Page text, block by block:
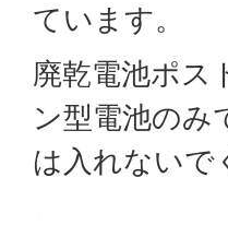
ています。
廃乾電池ポス
ン型電池のみ
は入れないで